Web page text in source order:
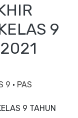
9
9 · PAS
9 TAHUN